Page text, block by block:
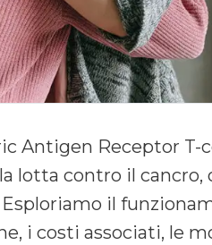
Antigen Receptor T-
lotta contro il cancro,
il
i costi associati, le